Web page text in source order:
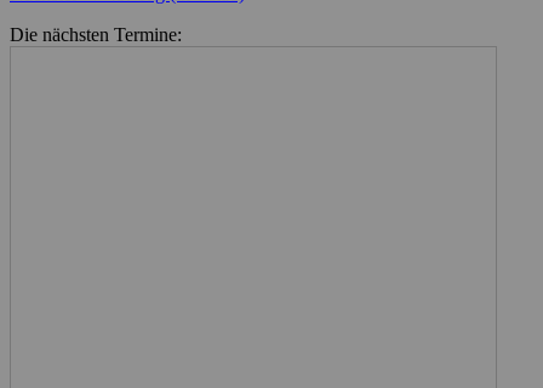
Die nächsten Termine: